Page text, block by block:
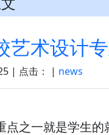
艺术设计
| 点击： | news
之一就是学生